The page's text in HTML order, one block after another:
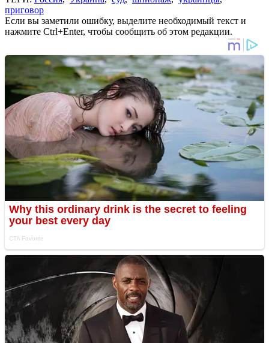
приговор
Если вы заметили ошибку, выделите необходимый текст и
нажмите Ctrl+Enter, чтобы сообщить об этом редакции.